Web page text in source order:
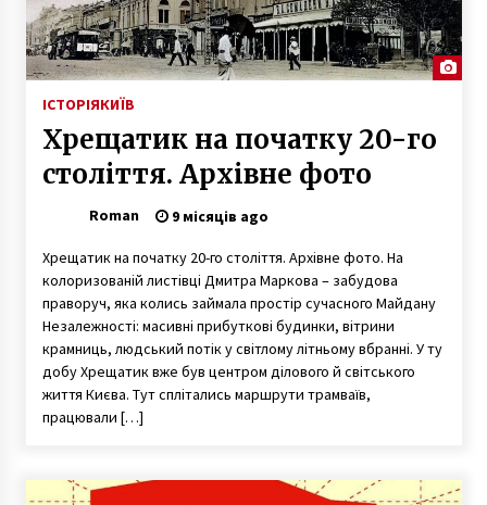
ІСТОРІЯКИЇВ
Хрещатик на початку 20-го
століття. Архівне фото
Roman 9 місяців ago
Хрещатик на початку 20-го століття. Архівне фото. На
колоризованій листівці Дмитра Маркова – забудова
праворуч, яка колись займала простір сучасного Майдану
Незалежності: масивні прибуткові будинки, вітрини
крамниць, людський потік у світлому літньому вбранні. У ту
добу Хрещатик вже був центром ділового й світського
життя Києва. Тут сплітались маршрути трамваїв,
працювали […]